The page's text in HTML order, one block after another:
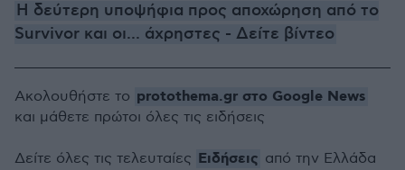
Η δεύτερη υποψήφια προς αποχώρηση από το
Survivor και οι... άχρηστες - Δείτε βίντεο
Ακολουθήστε το protothema.gr στο Google News
και μάθετε πρώτοι όλες τις ειδήσεις
Δείτε όλες τις τελευταίες Ειδήσεις από την Ελλάδα